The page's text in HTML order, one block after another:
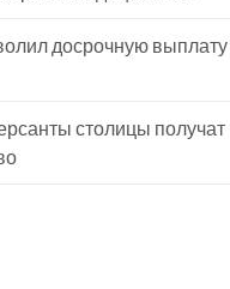
досрочную выплату
столицы получат